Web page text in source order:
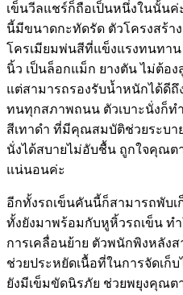
เข็นวีลแชร์ก็ถือเป็นหนึ่งในนั้นค่
นี้มีขนาดกะทัดรัด ตัวโครงสร้า
โครเมียมพ่นสีที่แข็งแรงทนทาน
นิ้ว เป็นล็อกแม็ก ยางตัน ไม่ต้อง
แต่สามารถรองรับน้ำหนักได้ดีถึ
ทนทุกสภาพถนน ตัวเบาะนั่งก็ท
สีเทาดำ ที่มีคุณสมบัติช่วยระบา
นั่งได้สบายไม่อับชื้น ถูกใจคุณต
แน่นอนค่ะ
อีกทั้งรถเข็นคันนี้ก็สามารถพับเ
ทั้งยังมาพร้อมกับหูหิ้วรถเข็น ท
การเคลื่อนย้าย ตัวพนักพิงหลัง
ช่วยประหยัดเนื้อที่ในการจัดเก็
ยังมีเข็มขัดนิรภัย ช่วยพยุงคุณต